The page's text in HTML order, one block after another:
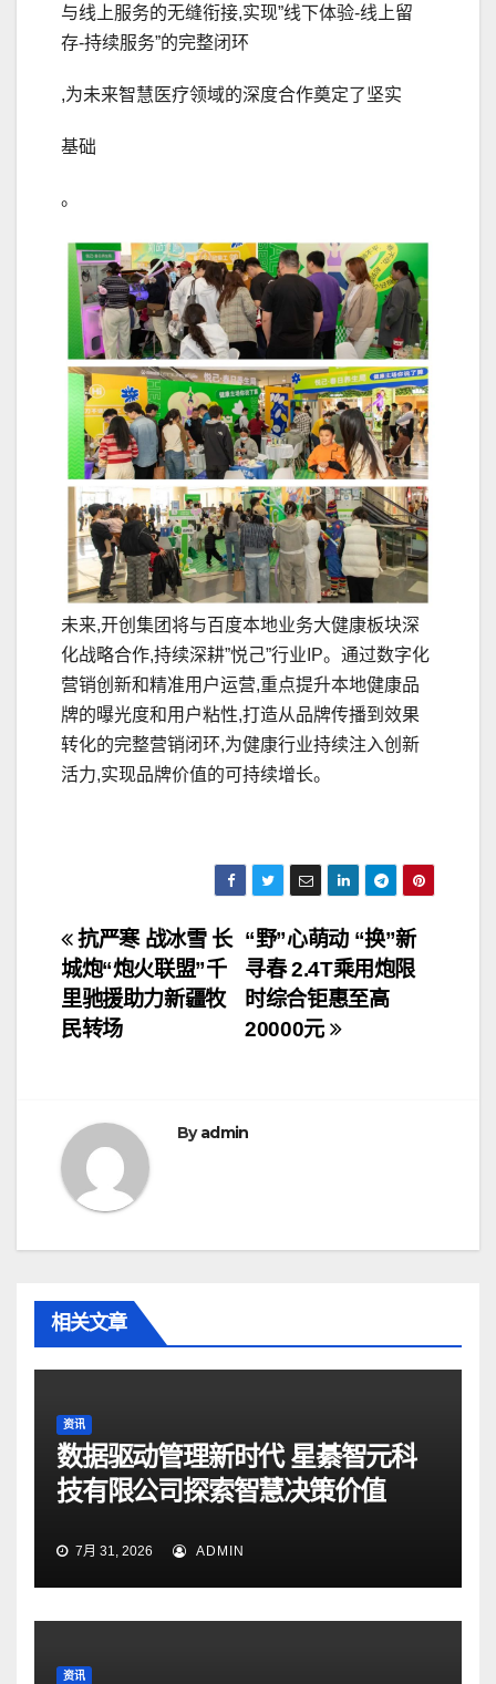
与线上服务的无缝衔接,实现”线下体验-线上留
存-持续服务”的完整闭环
,为未来智慧医疗领域的深度合作奠定了坚实
基础
。
未来,开创集团将与百度本地业务大健康板块深
化战略合作,持续深耕”悦己”行业IP。通过数字化
营销创新和精准用户运营,重点提升本地健康品
牌的曝光度和用户粘性,打造从品牌传播到效果
转化的完整营销闭环,为健康行业持续注入创新
活力,实现品牌价值的可持续增长。
文
章
导
“野”心萌动 “换”新
寻春 2.4T乘用炮限
时综合钜惠至高
20000元
抗严寒 战冰雪 长
城炮“炮火联盟”千
里驰援助力新疆牧
民转场
Byadmin
相关文章
资讯
数据驱动管理新时代 星綦智元科
技有限公司探索智慧决策价值
7月 31, 2026 ADMIN
资讯